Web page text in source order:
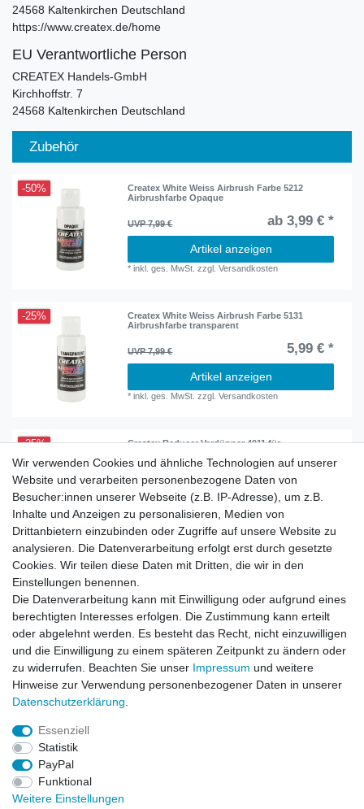
24568 Kaltenkirchen Deutschland
https://www.createx.de/home
EU Verantwortliche Person
CREATEX Handels-GmbH
Kirchhoffstr. 7
24568 Kaltenkirchen Deutschland
Zubehör
-50%
Createx White Weiss Airbrush Farbe 5212
Airbrushfarbe Opaque
UVP 7,99 € ab 3,99 € *
Artikel anzeigen
*inkl. ges. MwSt. zzgl.Versandkosten
-25%
Createx White Weiss Airbrush Farbe 5131
Airbrushfarbe transparent
UVP 7,99 € 5,99 € *
Artikel anzeigen
*inkl. ges. MwSt. zzgl.Versandkosten
-25%
Createx Reducer Verdünner 4011 für
UVP 7,99 € 5,99 € *
In den Warenkorb
-17% Createx Airbrush Cleaner Reiniger 5618
ab 4,99 € *
Artikel anzeigen
*inkl. ges. MwSt.zzgl.Versandkosten
Wir verwenden Cookies und ähnliche Technologien auf unserer
Website und verarbeiten personenbezogene Daten von
Besucher:innen unserer Webseite (z.B. IP-Adresse), um z.B.
Inhalte und Anzeigen zu personalisieren, Medien von
Drittanbietern einzubinden oder Zugriffe auf unsere Website zu
analysieren. Die Datenverarbeitung erfolgt erst durch gesetzte
Cookies. Wir teilen diese Daten mit Dritten, die wir in den
Einstellungen benennen.
Die Datenverarbeitung kann mit Einwilligung oder aufgrund eines
berechtigten Interesses erfolgen. Die Zustimmung kann erteilt
oder abgelehnt werden. Es besteht das Recht, nicht einzuwilligen
und die Einwilligung zu einem späteren Zeitpunkt zu ändern oder
zu widerrufen. Beachten Sie unser Impressum und weitere
Hinweise zur Verwendung personenbezogener Daten in unserer
Daten­schutz­erklärung
Essenziell
Statistik
PayPal
Funktional
Weitere Einstellungen